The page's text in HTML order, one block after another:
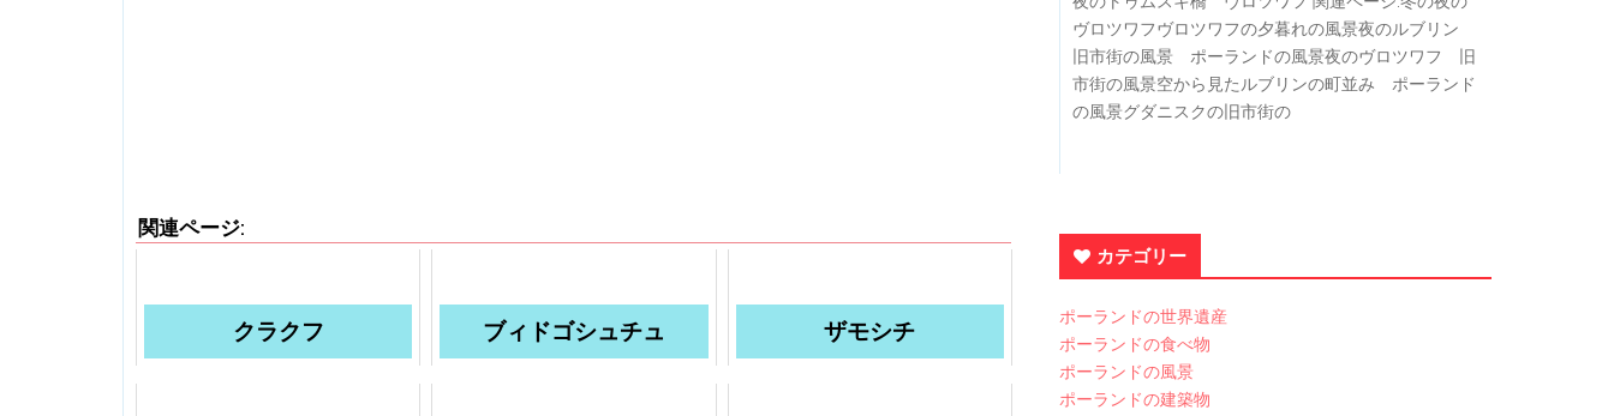
関連ページ:
クラクフ ブィドゴシュチュ ザモシチ
ヴロツワフヴロツワフの夕暮れの風景夜のルブリン
旧市街の風景 ポーランドの風景夜のヴロツワフ 旧
市街の風景空から見たルブリンの町並み ポーランド
の風景グダニスクの旧市街の
カテゴリー
ポーランドの世界遺産
ポーランドの食べ物
ポーランドの風景
ポーランドの建築物